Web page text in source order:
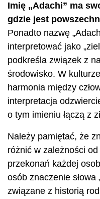
Imię „Adachi” ma
gdzie jest
Ponadto nazwę
interpretować jako
podkreśla związek z
środowisko. W
harmonia między
interpretacja
o tym imieniu łączą z
Należy pamiętać, że
różnić w zależności
przekonań każdej
osób znaczenie słowa
związane z historią